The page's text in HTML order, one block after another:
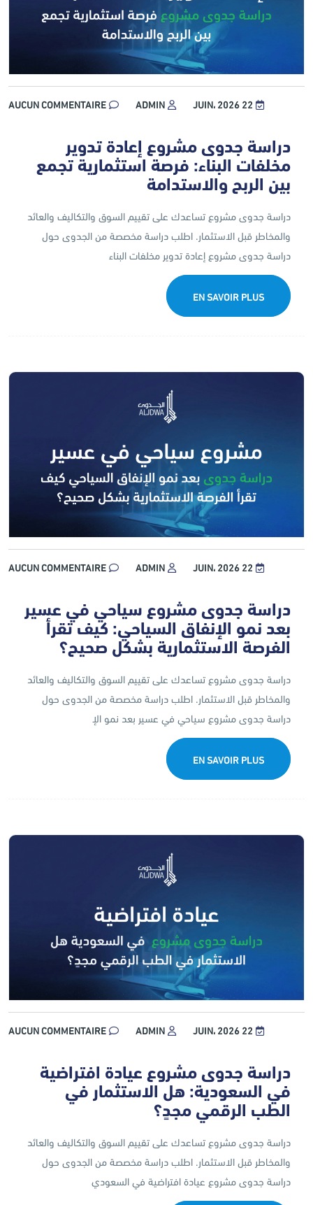
22 JUIN، 2026 ADMIN
AUCUN COMMENTAIRE
دراسة جدوى مشروع إعادة تدوير
مخلفات البناء: فرصة استثمارية تجمع
بين الربح والاستدامة
دراسة جدوى مشروع تساعدك على تقييم السوق والتكاليف والعائد
والمخاطر قبل الاستثمار. اطلب دراسة مخصصة من الجدوى حول
دراسة جدوى مشروع إعادة تدوير مخلفات البناء
EN SAVOIR PLUS
22 JUIN، 2026 ADMIN
AUCUN COMMENTAIRE
دراسة جدوى مشروع سياحي في عسير
بعد نمو الإنفاق السياحي: كيف تقرأ
الفرصة الاستثمارية بشكل صحيح؟
دراسة جدوى مشروع تساعدك على تقييم السوق والتكاليف والعائد
والمخاطر قبل الاستثمار. اطلب دراسة مخصصة من الجدوى حول
دراسة جدوى مشروع سياحي في عسير بعد نمو الإ
EN SAVOIR PLUS
22 JUIN، 2026 ADMIN
AUCUN COMMENTAIRE
دراسة جدوى مشروع عيادة افتراضية
في السعودية: هل الاستثمار في
الطب الرقمي مجدٍ؟
دراسة جدوى مشروع تساعدك على تقييم السوق والتكاليف والعائد
والمخاطر قبل الاستثمار. اطلب دراسة مخصصة من الجدوى حول
دراسة جدوى مشروع عيادة افتراضية في السعودي